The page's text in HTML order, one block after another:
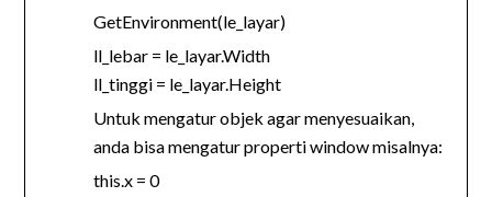
GetEnvironment(le_layar)
ll_lebar = le_layar.Width
ll_tinggi = le_layar.Height
Untuk mengatur objek agar menyesuaikan,
anda bisa mengatur properti window misalnya:
this.x = 0